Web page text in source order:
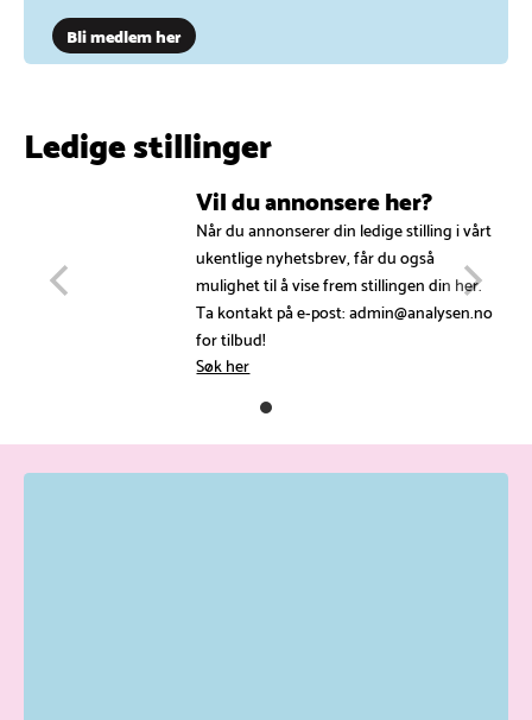
Bli medlem her
Ledige stillinger
Vil du annonsere her?
Når du annonserer din ledige stilling i vårt
ukentlige nyhetsbrev, får du også
mulighet til å vise frem stillingen din her.
Ta kontakt på e-post: admin@analysen.no
for tilbud!
Søk her